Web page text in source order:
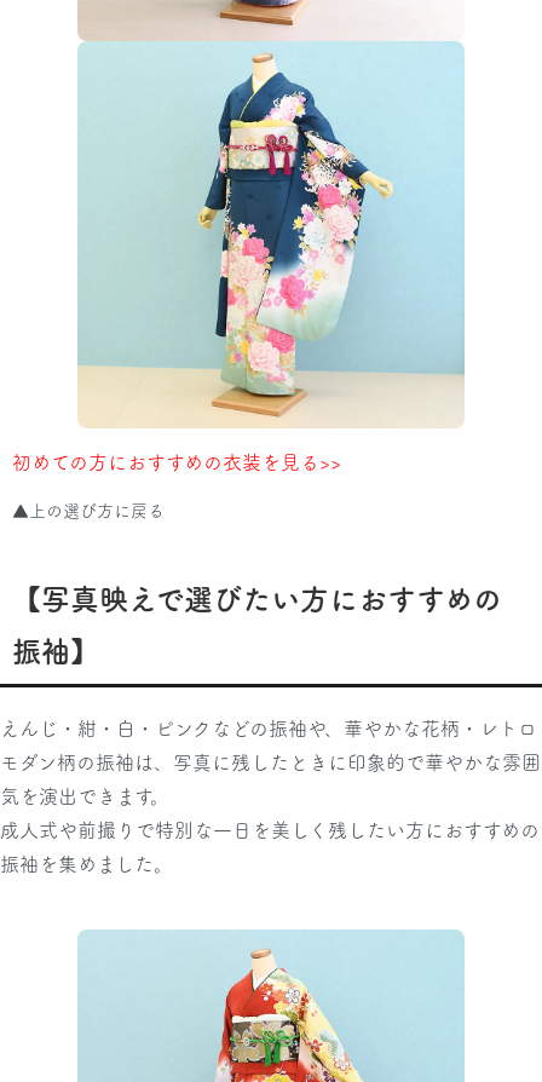
初めての方におすすめの衣装を見る>>
▲上の選び方に戻る
【写真映えで選びたい方におすすめの
振袖】
えんじ・紺・白・ピンクなどの振袖や、華やかな花柄・レトロ
モダン柄の振袖は、写真に残したときに印象的で華やかな雰囲
気を演出できます。
成人式や前撮りで特別な一日を美しく残したい方におすすめの
振袖を集めました。